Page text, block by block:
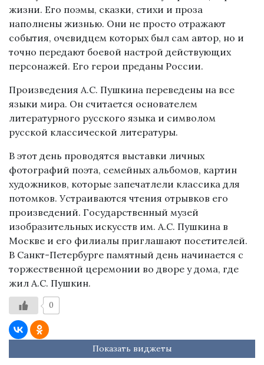
жизни. Его поэмы, сказки, стихи и проза
наполнены жизнью. Они не просто отражают
события, очевидцем которых был сам автор, но и
точно передают боевой настрой действующих
персонажей. Его герои преданы России.
Произведения А.С. Пушкина переведены на все
языки мира. Он считается основателем
литературного русского языка и символом
русской классической литературы.
В этот день проводятся выставки личных
фотографий поэта, семейных альбомов, картин
художников, которые запечатлели классика для
потомков. Устраиваются чтения отрывков его
произведений. Государственный музей
изобразительных искусств им. А.С. Пушкина в
Москве и его филиалы приглашают посетителей.
В Санкт-Петербурге памятный день начинается с
торжественной церемонии во дворе у дома, где
жил А.С. Пушкин.
0
Показать виджеты